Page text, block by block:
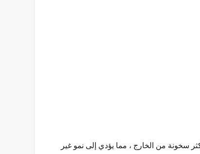
سخونة من الخارج ، مما يؤدي إلى نمو غير